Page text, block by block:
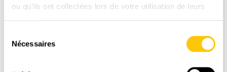
ou qu'ils ont collectées lors de votre utilisation de leurs
Nécessaires